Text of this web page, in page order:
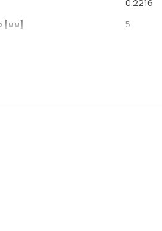
0.2216
[мм]
5